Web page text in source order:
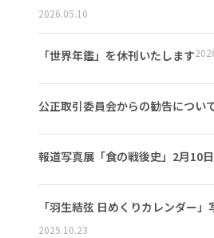
2026.05.10
「世界年鑑」を休刊いたします
公正取引委員会からの勧告につい
報道写真展「食の戦後史」2月10
「羽生結弦 日めくりカレンダー
2025.10.23